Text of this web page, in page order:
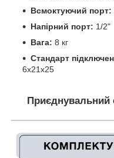
Всмоктуючий порт:
Напірний порт: 1/2"
Вага: 8 кг
Стандарт
6x21x25
Приєднувальний